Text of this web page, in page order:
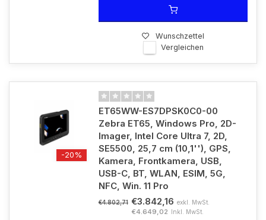
Wunschzettel
Vergleichen
-20%
ET65WW-ES7DPSK0C0-00
Zebra ET65, Windows Pro, 2D-
Imager, Intel Core Ultra 7, 2D,
SE5500, 25,7 cm (10,1''), GPS,
Kamera, Frontkamera, USB,
USB-C, BT, WLAN, ESIM, 5G,
NFC, Win. 11 Pro
€4.802,71 €3.842,16 exkl. MwSt.
€4.649,02 Inkl. MwSt.